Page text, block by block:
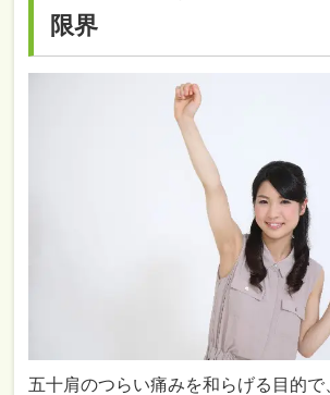
限界
五十肩のつらい痛みを和らげる目的で